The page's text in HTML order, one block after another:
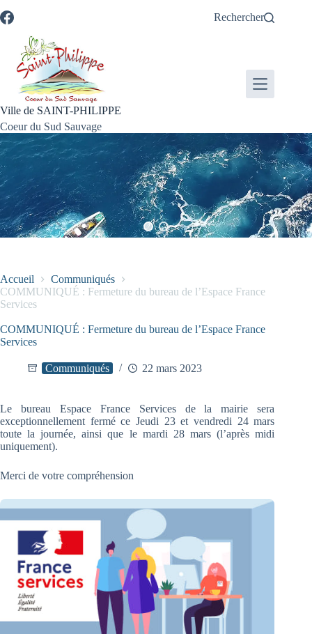
au
au
à
recherche
au
Rechercher
Ville de SAINT-PHILIPPE
Coeur du Sud Sauvage
Accueil
Communiqués
COMMUNIQUÉ : Fermeture du bureau de l’Espace France
Services
COMMUNIQUÉ : Fermeture du bureau de l’Espace France
Services
Communiqués 22 mars 2023
Le bureau Espace France Services de la mairie sera
exceptionnellement fermé ce Jeudi 23 et vendredi 24 mars
toute la journée, ainsi que le mardi 28 mars (l’après midi
uniquement).
Merci de votre compréhension